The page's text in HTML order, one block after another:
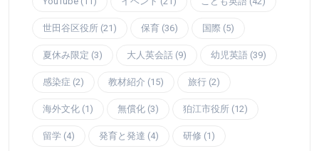
世田谷区役所 (21) 保育 (36) 国際 (5)
夏休み限定 (3) 大人英会話 (9) 幼児英語 (39)
感染症 (2) 教材紹介 (15) 旅行 (2)
海外文化 (1) 無償化 (3) 狛江市役所 (12)
留学 (4) 発育と発達 (4) 研修 (1)